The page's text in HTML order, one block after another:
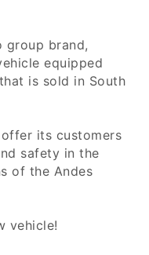
group brand,
equipped
is sold in South
its customers
safety in the
of the Andes
vehicle!